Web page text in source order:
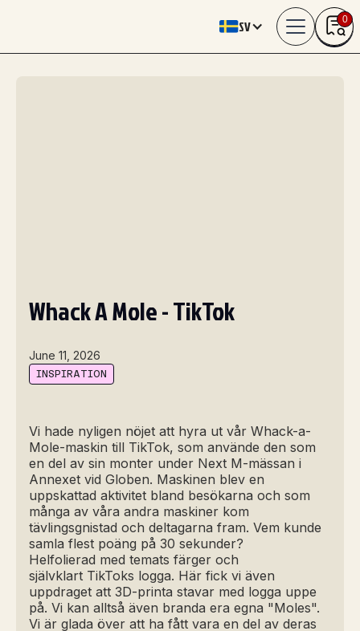
SV 0
Whack A Mole - TikTok
June 11, 2026
INSPIRATION
Vi hade nyligen nöjet att hyra ut vår Whack-a-
Mole-maskin till TikTok, som använde den som
en del av sin monter under Next M-mässan i
Annexet vid Globen. Maskinen blev en
uppskattad aktivitet bland besökarna och som
många av våra andra maskiner kom
tävlingsgnistad och deltagarna fram. Vem kunde
samla flest poäng på 30 sekunder?
Helfolierad med temats färger och
självklart TikToks logga. Här fick vi även
uppdraget att 3D-printa stavar med logga uppe
på. Vi kan alltså även branda era egna "Moles".
Vi är glada över att ha fått vara en del av deras